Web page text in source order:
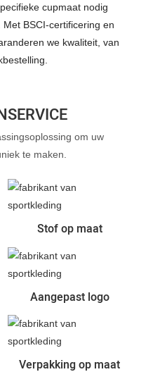
cupmaat nodig
BSCI-certificering en
we kwaliteit, van
om uw
te maken.
Stof op maat
Aangepast logo
Verpakking op maat